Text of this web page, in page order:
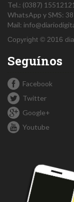
Tel.: (0387)
WhatsApp y SMS:
Mail:
Copyright © 2016
Seguínos
Facebook
Twitter
Google+
Youtube